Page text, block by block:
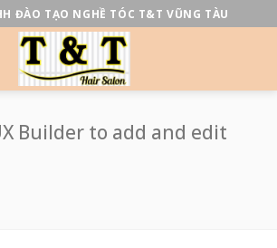
ĐÀO TẠO NGHỀ TÓC T&T VŨNG TÀU
Builder to add and edit